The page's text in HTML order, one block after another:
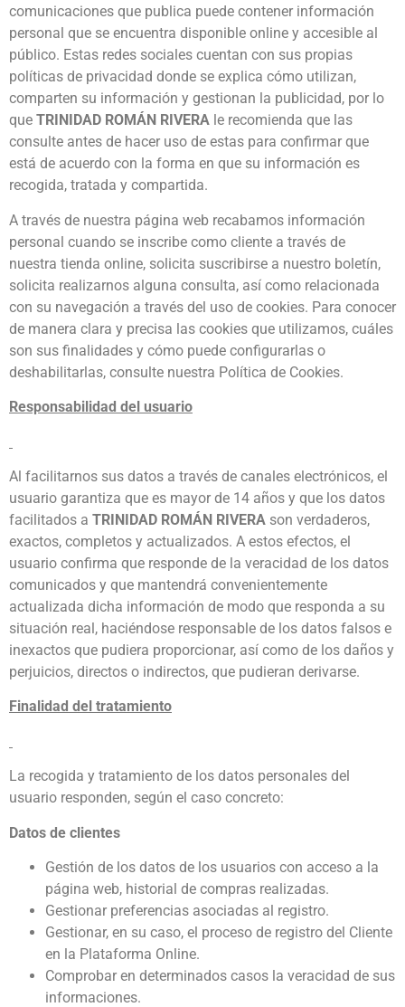
comunicaciones que publica puede contener información
personal que se encuentra disponible online y accesible al
público. Estas redes sociales cuentan con sus propias
políticas de privacidad donde se explica cómo utilizan,
comparten su información y gestionan la publicidad, por lo
que TRINIDAD ROMÁN RIVERA le recomienda que las
consulte antes de hacer uso de estas para confirmar que
está de acuerdo con la forma en que su información es
recogida, tratada y compartida.
A través de nuestra página web recabamos información
personal cuando se inscribe como cliente a través de
nuestra tienda online, solicita suscribirse a nuestro boletín,
solicita realizarnos alguna consulta, así como relacionada
con su navegación a través del uso de cookies. Para conocer
de manera clara y precisa las cookies que utilizamos, cuáles
son sus finalidades y cómo puede configurarlas o
deshabilitarlas, consulte nuestra Política de Cookies.
Responsabilidad del usuario
Al facilitarnos sus datos a través de canales electrónicos, el
usuario garantiza que es mayor de 14 años y que los datos
facilitados a TRINIDAD ROMÁN RIVERA son verdaderos,
exactos, completos y actualizados. A estos efectos, el
usuario confirma que responde de la veracidad de los datos
comunicados y que mantendrá convenientemente
actualizada dicha información de modo que responda a su
situación real, haciéndose responsable de los datos falsos e
inexactos que pudiera proporcionar, así como de los daños y
perjuicios, directos o indirectos, que pudieran derivarse.
Finalidad del tratamiento
La recogida y tratamiento de los datos personales del
usuario responden, según el caso concreto:
Datos de clientes
Gestión de los datos de los usuarios con acceso a la
página web, historial de compras realizadas.
Gestionar preferencias asociadas al registro.
Gestionar, en su caso, el proceso de registro del Cliente
en la Plataforma Online.
Comprobar en determinados casos la veracidad de sus
informaciones.